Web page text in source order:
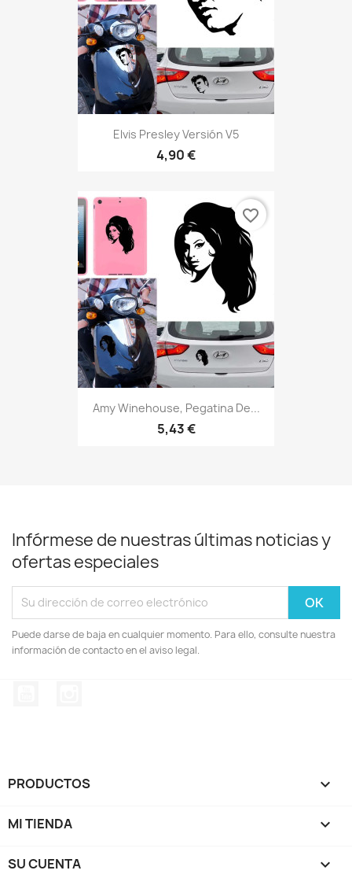
Elvis Presley Versión V5
4,90 €
Amy Winehouse, Pegatina De...
5,43 €
favorite_border
Infórmese de nuestras últimas noticias y
ofertas especiales
Puede darse de baja en cualquier momento. Para ello, consulte nuestra
información de contacto en el aviso legal.
PRODUCTOS 
MI TIENDA 
SU CUENTA 